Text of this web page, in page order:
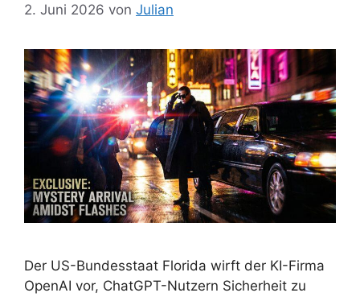
2. Juni 2026 von Julian
Der US-Bundesstaat Florida wirft der KI-Firma
OpenAI vor, ChatGPT-Nutzern Sicherheit zu